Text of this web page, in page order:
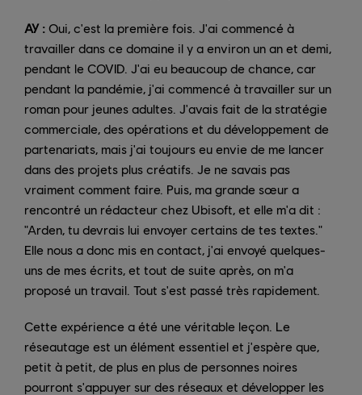
AY : Oui, c'est la première fois. J'ai commencé à
travailler dans ce domaine il y a environ un an et demi,
pendant le COVID. J'ai eu beaucoup de chance, car
pendant la pandémie, j'ai commencé à travailler sur un
roman pour jeunes adultes. J'avais fait de la stratégie
commerciale, des opérations et du développement de
partenariats, mais j'ai toujours eu envie de me lancer
dans des projets plus créatifs. Je ne savais pas
vraiment comment faire. Puis, ma grande sœur a
rencontré un rédacteur chez Ubisoft, et elle m'a dit :
"Arden, tu devrais lui envoyer certains de tes textes."
Elle nous a donc mis en contact, j'ai envoyé quelques-
uns de mes écrits, et tout de suite après, on m'a
proposé un travail. Tout s'est passé très rapidement.
Cette expérience a été une véritable leçon. Le
réseautage est un élément essentiel et j'espère que,
petit à petit, de plus en plus de personnes noires
pourront s'appuyer sur des réseaux et développer les